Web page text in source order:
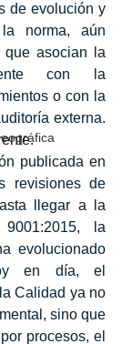
de evolución y
norma, aún
que asocian la
con la
o con la
externa.
publicada en
revisiones de
llegar a la
la
evolucionado
en día, el
Calidad ya no
sino que
procesos, el